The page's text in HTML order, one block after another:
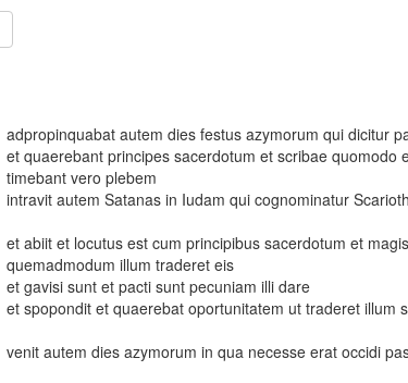
adpropinquabat autem dies festus azymorum qui dicitur
et quaerebant principes sacerdotum et scribae quomodo
timebant vero plebem
intravit autem Satanas in Iudam qui cognominatur
et abiit et locutus est cum principibus sacerdotum et
quemadmodum illum traderet eis
et gavisi sunt et pacti sunt pecuniam illi dare
et spopondit et quaerebat oportunitatem ut traderet illum
venit autem dies azymorum in qua necesse erat occidi